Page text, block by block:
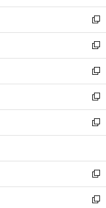
開
く
ウ
で
開
く
ン
ド
ウ
で
開
く
ウ
ィ
ン
ド
ウ
で
開
く
新
し
い
ウ
ィ
ン
ド
ウ
で
開
新
し
い
ウ
ィ
ン
ド
ウ
開
く
新
し
い
ウ
ィ
ン
ウ
で
開
く
新
し
い
ウ
ン
ド
ウ
で
新
し
ウ
ィ
ン
ド
新
し
い
新